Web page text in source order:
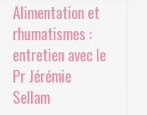
et de gérer vos
Alimentation et
rhumatismes :
entretien avec le
Pr Jérémie
Sellam